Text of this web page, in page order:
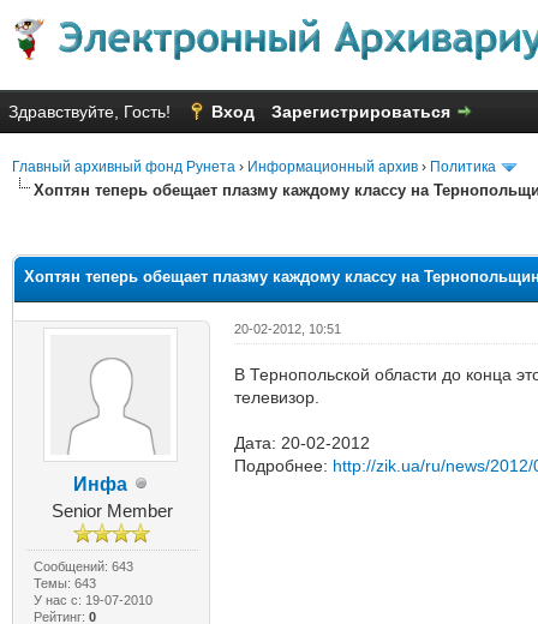
Здравствуйте, Гость! Вход Зарегистрироваться
Главный архивный фонд Рунета › Информационный архив › Политика
Хоптян теперь обещает плазму каждому классу на
Хоптян теперь обещает плазму каждому классу на
Инфа
Senior Member
Сообщений: 643
Темы: 643
У нас с: 19-07-2010
Рейтинг: 0
20-02-2012, 10:51
В Тернопольской области до конца
телевизор.
Дата: 20-02-2012
Подробнее: http://zik.ua/ru/news/